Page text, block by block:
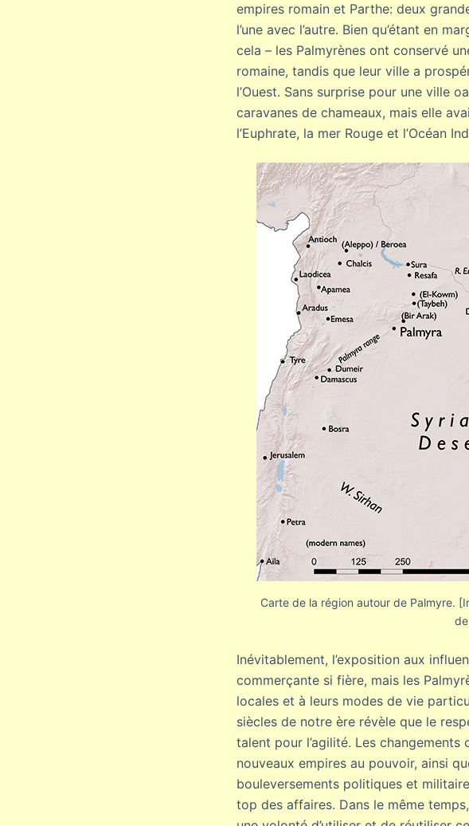
empires romain et Parthe: deux
l’une avec l’autre. Bien qu’étant en
cela – les Palmyrènes ont conservé
romaine, tandis que leur ville a
l’Ouest. Sans surprise pour une ville
caravanes de chameaux, mais elle
l’Euphrate, la mer Rouge et l’Océan
Carte de la région autour de Palmyre.
Inévitablement, l’exposition aux
commerçante si fière, mais les
locales et à leurs modes de vie
siècles de notre ère révèle que le
talent pour l’agilité. Les
nouveaux empires au pouvoir, ainsi
bouleversements politiques et
top des affaires. Dans le même